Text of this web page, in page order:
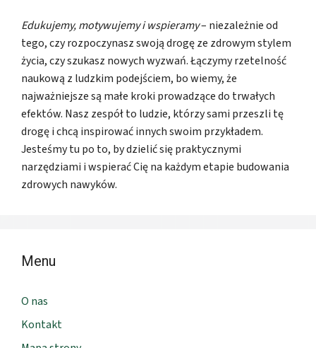
Edukujemy, motywujemy i wspieramy– niezależnie od
tego, czy rozpoczynasz swoją drogę ze zdrowym stylem
życia, czy szukasz nowych wyzwań. Łączymy rzetelność
naukową z ludzkim podejściem, bo wiemy, że
najważniejsze są małe kroki prowadzące do trwałych
efektów. Nasz zespół to ludzie, którzy sami przeszli tę
drogę i chcą inspirować innych swoim przykładem.
Jesteśmy tu po to, by dzielić się praktycznymi
narzędziami i wspierać Cię na każdym etapie budowania
zdrowych nawyków.
Menu
O nas
Kontakt